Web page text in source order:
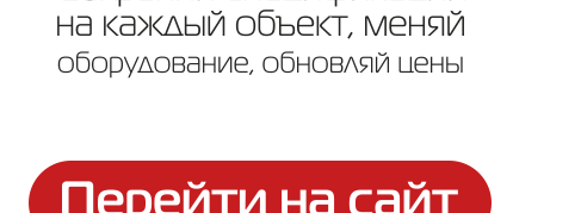
Кабель КПСнг(А)-FRLS 1х2х0,2
(200 м/уп) Промрукав
Под заказ
Кабель КПСнг(А)-FRLS 1х2х0,35
(200 м/уп) Промрукав
Под заказ